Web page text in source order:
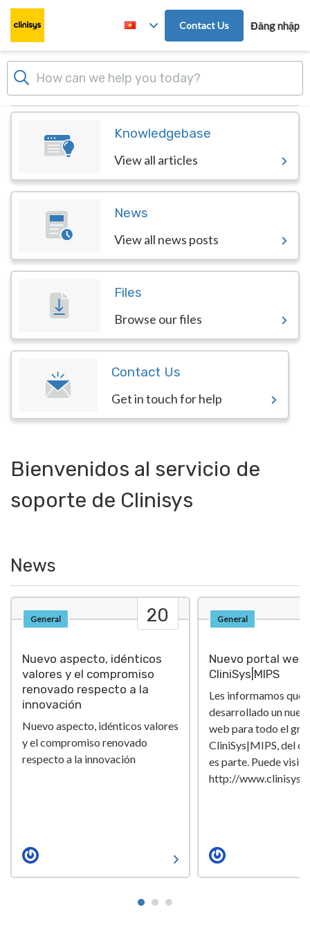
Skip to main content
Contact Us Đăng nhập
Knowledgebase
View all articles
News
View all news posts
Files
Browse our files
Contact Us
Get in touch for help
Bienvenidos al servicio de
soporte de Clinisys
News
20
General
Nuevo aspecto, idénticos
valores y el compromiso
renovado respecto a la
innovación
Nuevo aspecto, idénticos valores
y el compromiso renovado
respecto a la innovación
General
Nuevo portal web
CliniSys|MIPS
Les informamos que
desarrollado un
web para todo el
CliniSys|MIPS, del
es parte. Puede
http://